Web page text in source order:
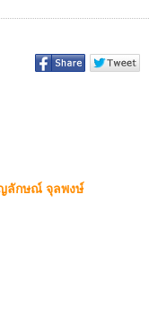
ลักษณ์ จุลพงษ์